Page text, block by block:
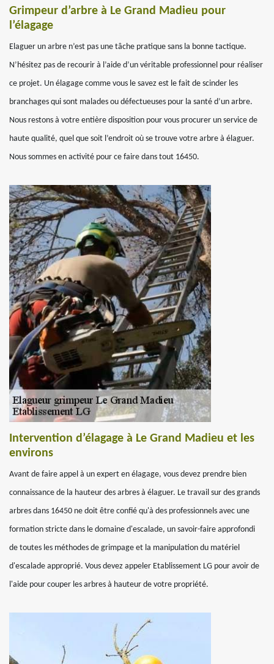
Grimpeur d’arbre à Le Grand Madieu pour
l’élagage
Elaguer un arbre n’est pas une tâche pratique sans la bonne tactique.
N’hésitez pas de recourir à l’aide d’un véritable professionnel pour réaliser
ce projet. Un élagage comme vous le savez est le fait de scinder les
branchages qui sont malades ou défectueuses pour la santé d’un arbre.
Nous restons à votre entière disposition pour vous procurer un service de
haute qualité, quel que soit l’endroit où se trouve votre arbre à élaguer.
Nous sommes en activité pour ce faire dans tout 16450.
Intervention d’élagage à Le Grand Madieu et les
environs
Avant de faire appel à un expert en élagage, vous devez prendre bien
connaissance de la hauteur des arbres à élaguer. Le travail sur des grands
arbres dans 16450 ne doit être confié qu'à des professionnels avec une
formation stricte dans le domaine d'escalade, un savoir-faire approfondi
de toutes les méthodes de grimpage et la manipulation du matériel
d'escalade approprié. Vous devez appeler Etablissement LG pour avoir de
l'aide pour couper les arbres à hauteur de votre propriété.